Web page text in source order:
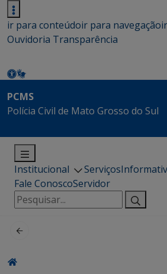
ir para conteúdoir para navegação
Ouvidoria Transparência
PCMS
Polícia Civil de Mato Grosso do Sul
Institucional Serviços
Fale ConoscoServidor
Pesquisar
por: